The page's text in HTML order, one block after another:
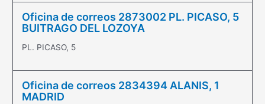
Oficina de correos 2873002 PL. PICASO, 5
BUITRAGO DEL LOZOYA
PL. PICASO, 5
Oficina de correos 2834394 ALANIS, 1
MADRID